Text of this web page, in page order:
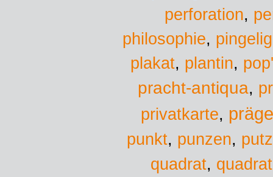
perforation,
philosophie,
plakat, plantin,
pracht-antiqua,
privatkarte,
punkt, punzen,
quadrat,